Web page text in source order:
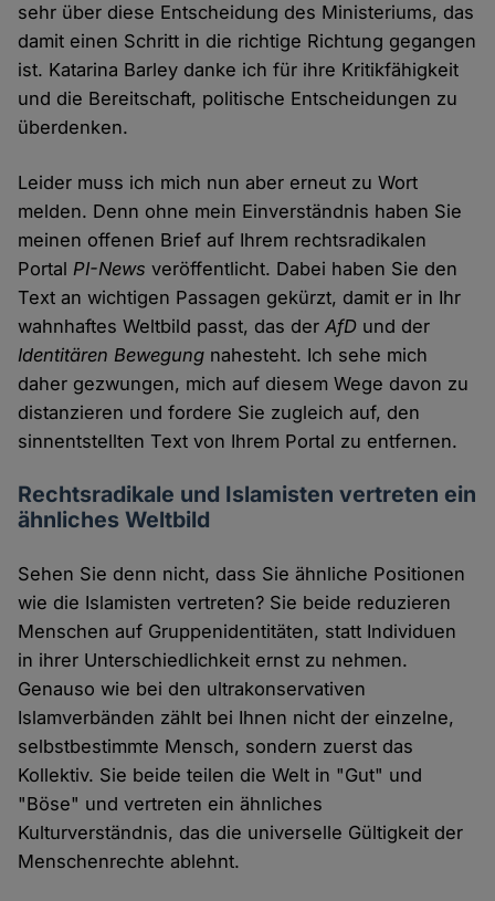
sehr über diese Entscheidung des Ministeriums, das
damit einen Schritt in die richtige Richtung gegangen
ist. Katarina Barley danke ich für ihre Kritikfähigkeit
und die Bereitschaft, politische Entscheidungen zu
überdenken.
Leider muss ich mich nun aber erneut zu Wort
melden. Denn ohne mein Einverständnis haben Sie
meinen offenen Brief auf Ihrem rechtsradikalen
PortalPI-News veröffentlicht. Dabei haben Sie den
Text an wichtigen Passagen gekürzt, damit er in Ihr
wahnhaftes Weltbild passt, das derAfD und der
Identitären Bewegung nahesteht. Ich sehe mich
daher gezwungen, mich auf diesem Wege davon zu
distanzieren und fordere Sie zugleich auf, den
sinnentstellten Text von Ihrem Portal zu entfernen.
Rechtsradikale und Islamisten vertreten ein
ähnliches Weltbild
Sehen Sie denn nicht, dass Sie ähnliche Positionen
wie die Islamisten vertreten? Sie beide reduzieren
Menschen auf Gruppenidentitäten, statt Individuen
in ihrer Unterschiedlichkeit ernst zu nehmen.
Genauso wie bei den ultrakonservativen
Islamverbänden zählt bei Ihnen nicht der einzelne,
selbstbestimmte Mensch, sondern zuerst das
Kollektiv. Sie beide teilen die Welt in "Gut" und
"Böse" und vertreten ein ähnliches
Kulturverständnis, das die universelle Gültigkeit der
Menschenrechte ablehnt.